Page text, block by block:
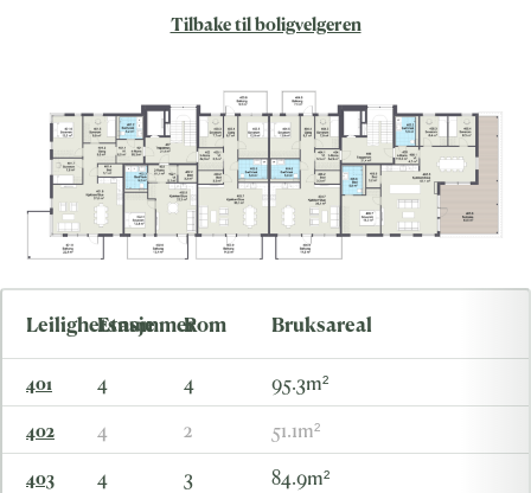
Tilbake til boligvelgeren
Leilighetsnummer
Etasje Rom Bruksareal
401 4 4 95.3m²
402 4 2 51.1m²
403 4 3 84.9m²